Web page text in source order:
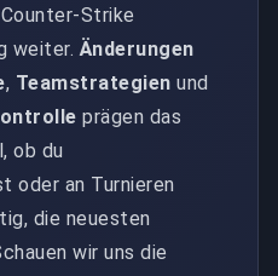
Strike
weiter.Änderungen
, Teamstrategien und
prägen das
ob du
oder an Turnieren
die neuesten
wir uns die